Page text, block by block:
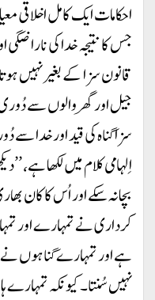
احکامات ایک کامل اخلاقی
جس کا نتیجہ خدا کی
قانون سزا کے بغیر نہیں
جیل اور گھر والوں سے
سزا گناہ کی قید اور خدا
اِلہامی کلام میں لکھا ہے،
بچا نہ سکے اور اُس کا کان
کرداری نے تمہارے اور
ہے اور تمہارے گناہوں نے
نہیں سُنتا۔ کیونکہ تمہارے